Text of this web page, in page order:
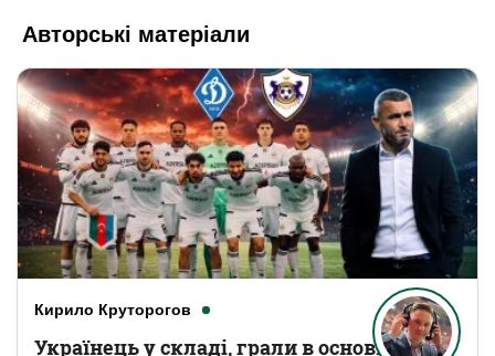
Авторські матеріали
Кирило Круторогов
Українець у складі, грали в основному